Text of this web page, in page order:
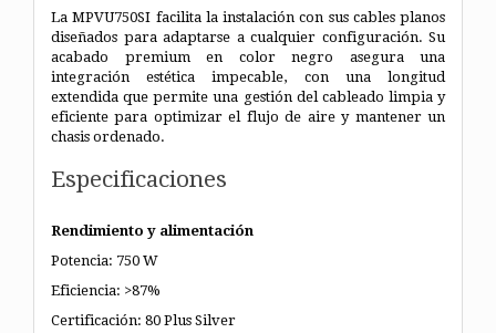
La MPVU750SI facilita la instalación con sus cables planos
diseñados para adaptarse a cualquier configuración. Su
acabado premium en color negro asegura una
integración estética impecable, con una longitud
extendida que permite una gestión del cableado limpia y
eficiente para optimizar el flujo de aire y mantener un
chasis ordenado.
Especificaciones
Rendimiento y alimentación
Potencia: 750 W
Eficiencia: >87%
Certificación: 80 Plus Silver